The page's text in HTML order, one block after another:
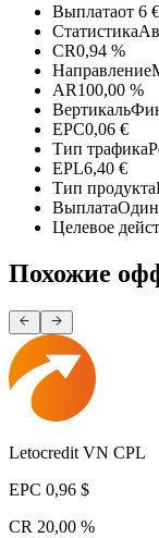
Выплатаот 6
Статистика
CR0,94 %
Направление
AR100,00 %
Вертикаль
EPC0,06 €
Тип трафика
EPL6,40 €
Тип продукта
ВыплатаОдин
Целевое
Похожие
Letocredit VN CPL
EPC 0,96 $
CR 20,00 %